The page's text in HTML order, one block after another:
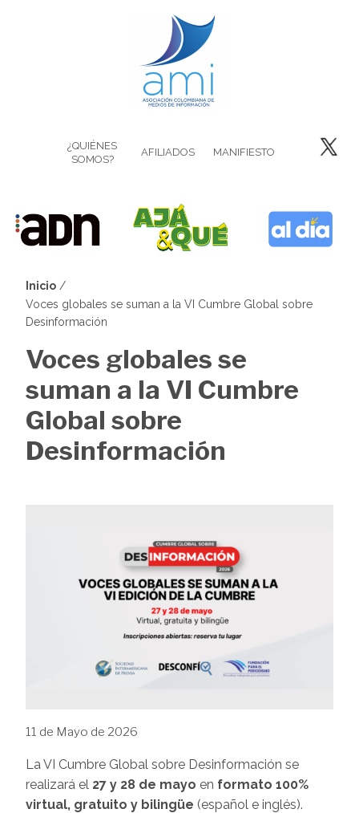
¿QUIÉNES
SOMOS?
AFILIADOS MANIFIESTO
Sobrescribir
de
ayuda
a
la
Inicio
Voces globales se suman a la VI Cumbre Global sobre
Desinformación
Voces globales se
suman a la VI Cumbre
Global sobre
Desinformación
11 de Mayo de 2026
La VI Cumbre Global sobre Desinformación se
realizará el 27 y 28 de mayo en formato 100%
virtual, gratuito y bilingüe (español e inglés).